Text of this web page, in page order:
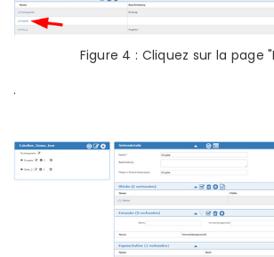
Figure 4 : Cliquez sur la page
.